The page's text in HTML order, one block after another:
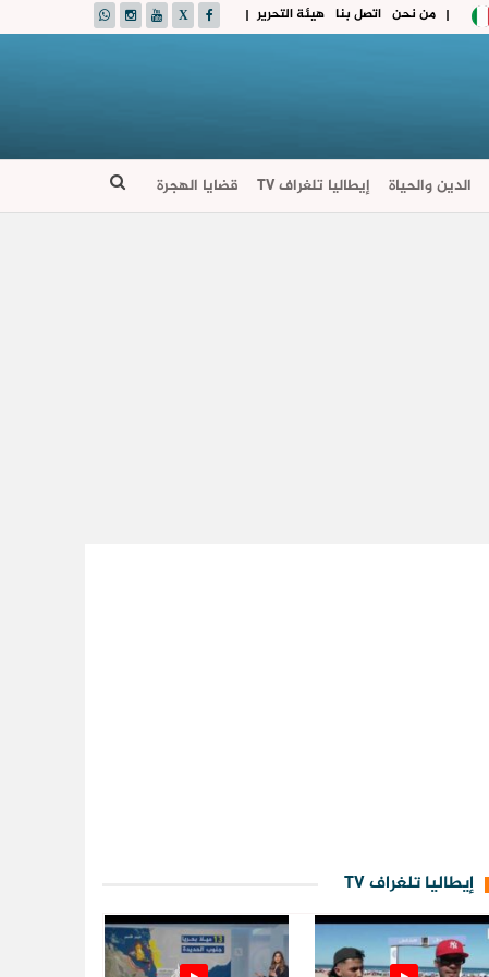
| هيئة التحرير اتصل بنا من نحن |
الدين والحياة إيطاليا تلغراف TV قضايا الهجرة
إيطاليا تلغراف TV